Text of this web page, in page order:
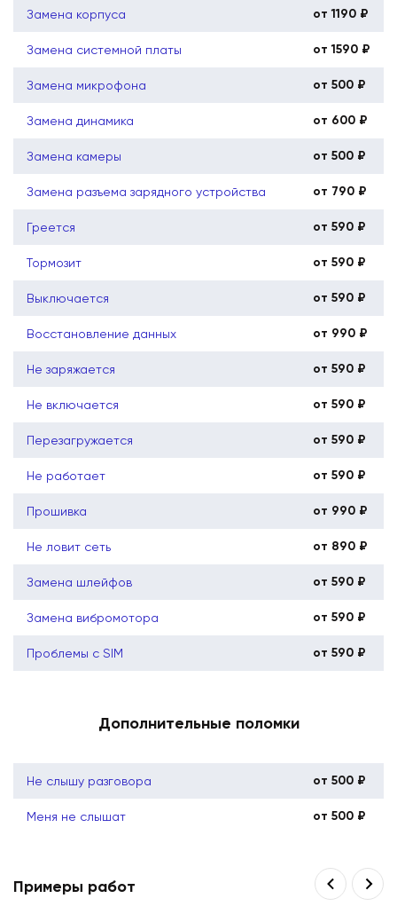
Замена корпуса от 1190 ₽
Замена системной платы от 1590 ₽
Замена микрофона от 500 ₽
Замена динамика от 600 ₽
Замена камеры от 500 ₽
Замена разъема зарядного устройства от 790 ₽
Греется от 590 ₽
Тормозит от 590 ₽
Выключается от 590 ₽
Восстановление данных от 990 ₽
Не заряжается от 590 ₽
Не включается от 590 ₽
Перезагружается от 590 ₽
Не работает от 590 ₽
Прошивка от 990 ₽
Не ловит сеть от 890 ₽
Замена шлейфов от 590 ₽
Замена вибромотора от 590 ₽
Проблемы с SIM от 590 ₽
Дополнительные поломки
Не слышу разговора от 500 ₽
Меня не слышат от 500 ₽
Примеры работ